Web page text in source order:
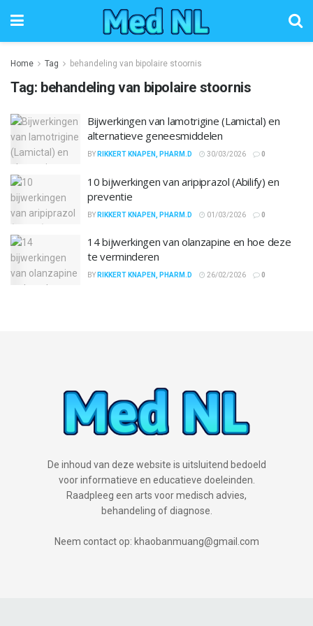
Home Tag behandeling van bipolaire stoornis
Tag: behandeling van bipolaire stoornis
Bijwerkingen van lamotrigine (Lamictal) en
alternatieve geneesmiddelen
BY RIKKERT KNAPEN, PHARM.D 30/03/2026 0
10 bijwerkingen van aripiprazol (Abilify) en
preventie
BY RIKKERT KNAPEN, PHARM.D 01/03/2026 0
14 bijwerkingen van olanzapine en hoe deze
te verminderen
BY RIKKERT KNAPEN, PHARM.D 26/02/2026 0
De inhoud van deze website is uitsluitend bedoeld
voor informatieve en educatieve doeleinden.
Raadpleeg een arts voor medisch advies,
behandeling of diagnose.
Neem contact op: khaobanmuang@gmail.com